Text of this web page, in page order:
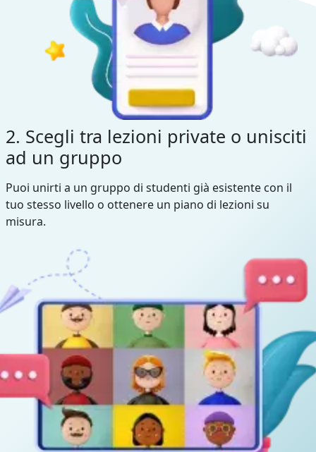
2. Scegli tra lezioni private o unisciti
ad un gruppo
Puoi unirti a un gruppo di studenti già esistente con il
tuo stesso livello o ottenere un piano di lezioni su
misura.